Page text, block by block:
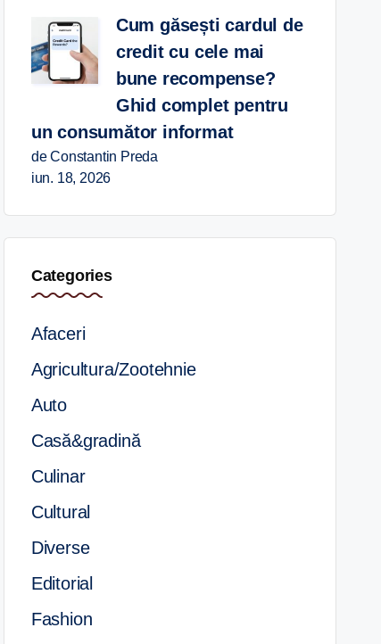
Cum găsești cardul de
credit cu cele mai
bune recompense?
Ghid complet pentru
un consumător informat
de Constantin Preda
iun. 18, 2026
Categories
Afaceri
Agricultura/Zootehnie
Auto
Casă&gradină
Culinar
Cultural
Diverse
Editorial
Fashion